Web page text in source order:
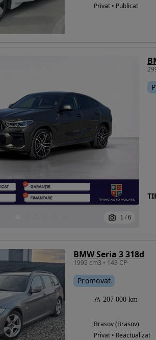
Eligibil pentru
finantare
Privat • Publicat
1 / 6
BMW Seria 3 318d
1995 cm3 • 143 CP
Promovat
207 000 km
Brasov (Brasov)
Privat • Reactualizat